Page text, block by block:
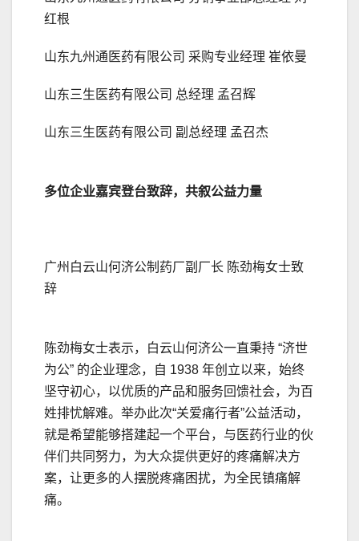
红根
山东九州通医药有限公司 采购专业经理 崔依曼
山东三生医药有限公司 总经理 孟召辉
山东三生医药有限公司 副总经理 孟召杰
多位企业嘉宾登台致辞，共叙公益力量
广州白云山何济公制药厂副厂长 陈劲梅女士致
辞
陈劲梅女士表示，白云山何济公一直秉持 “济世
为公” 的企业理念，自 1938 年创立以来，始终
坚守初心，以优质的产品和服务回馈社会，为百
姓排忧解难。举办此次“关爱痛行者”公益活动，
就是希望能够搭建起一个平台，与医药行业的伙
伴们共同努力，为大众提供更好的疼痛解决方
案，让更多的人摆脱疼痛困扰，为全民镇痛解
痛。